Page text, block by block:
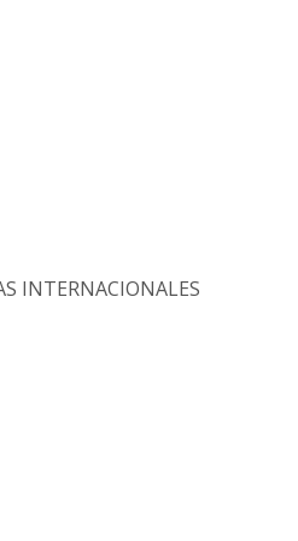
INTERNACIONALES